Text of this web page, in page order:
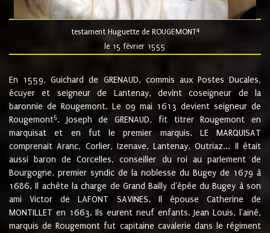
testament Huguette de ROUGEMONT4
le 15 février 1555
En 1559, Guichard de GRENAUD, commis aux Postes Ducales,
écuyer et seigneur de Lantenay, devint coseigneur de la
baronnie de Rougemont. Le 09 mai 1613 devient seigneur de
Rougemont5. Joseph de GRENAUD, fit titrer Rougemont en
marquisat et en fut le premier marquis. LE MARQUISAT
comprenait Aranc, Corlier, Izenave, Lantenay, Outriaz... Il était
aussi baron de Corcelles, conseiller du roi au parlement de
Bourgogne, premier syndic de la noblesse du Bugey de 1679 à
1686. Il achète la charge de Grand Bailly d'épée du Bugey à son
ami Victor de LAFONT SAVINES. Il épouse Catherine de
MONTILLET en 1663. Ils eurent neuf enfants. Jean Louis, l'ainé,
marquis de Rougemont fut capitaine cavalerie dans le régiment